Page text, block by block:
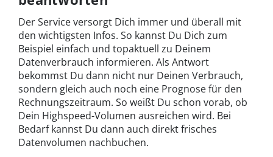
Der Service versorgt Dich immer und überall mit
den wichtigsten Infos. So kannst Du Dich zum
Beispiel einfach und topaktuell zu Deinem
Datenverbrauch informieren. Als Antwort
bekommst Du dann nicht nur Deinen Verbrauch,
sondern gleich auch noch eine Prognose für den
Rechnungszeitraum. So weißt Du schon vorab, ob
Dein Highspeed-Volumen ausreichen wird. Bei
Bedarf kannst Du dann auch direkt frisches
Datenvolumen nachbuchen.